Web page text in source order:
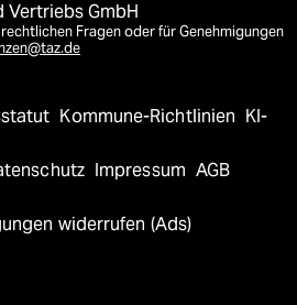
Vertriebs GmbH
Fragen oder für Genehmigungen
Kommune-Richtlinien KI-
Impressum AGB
widerrufen (Ads)